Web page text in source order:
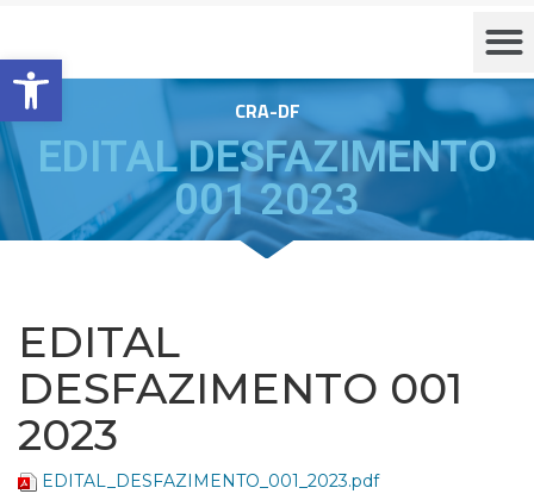
Barra de Ferramentas Aberta
CRA-DF
EDITAL DESFAZIMENTO
001 2023
EDITAL
DESFAZIMENTO 001
2023
EDITAL_DESFAZIMENTO_001_2023.pdf